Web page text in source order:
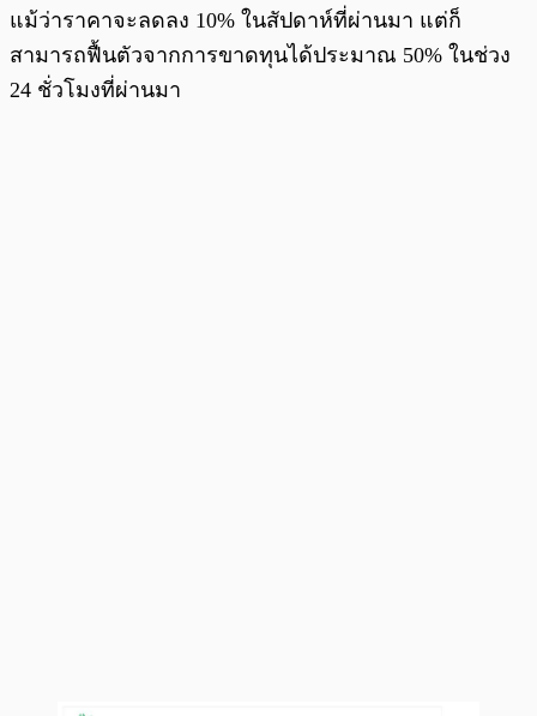
แม้ว่าราคาจะลดลง 10% ในสัปดาห์ที่ผ่านมา แต่ก็
สามารถฟื้นตัวจากการขาดทุนได้ประมาณ 50% ในช่วง
24 ชั่วโมงที่ผ่านมา